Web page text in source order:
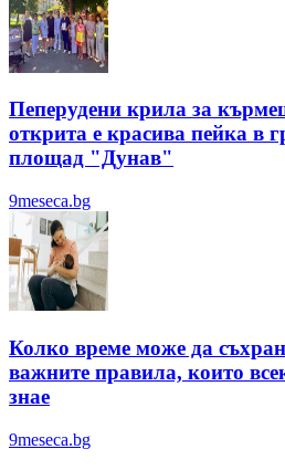
Пеперудени крила за
открита е красива пейка в
площад "Дунав"
9meseca.bg
Колко време може да
важните правила, които
знае
9meseca.bg